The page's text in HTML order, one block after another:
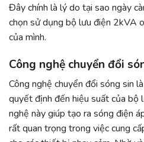
Đây chính là lý do tại sao ngày
chọn sử dụng bộ lưu điện 2kVA
của mình.
Công nghệ chuyển đổi
Công nghệ chuyển đổi sóng sin
quyết định đến hiệu suất của bộ
nghệ này giúp tạo ra sóng điện
rất quan trọng trong việc cung